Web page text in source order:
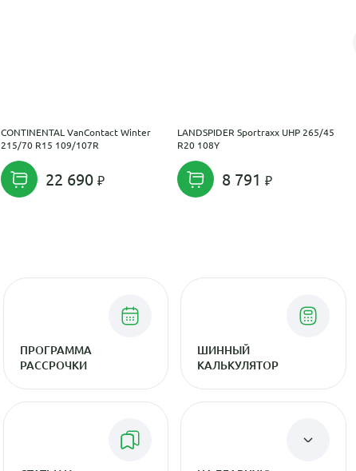
CONTINENTAL VanContact Winter
215/70 R15 109/107R
22 690
LANDSPIDER Sportraxx UHP 265/45
R20 108Y
8 791
ПРОГРАММА
РАССРОЧКИ
ШИННЫЙ
КАЛЬКУЛЯТОР